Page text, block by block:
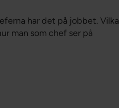
har det på jobbet. Vilka
man som chef ser på